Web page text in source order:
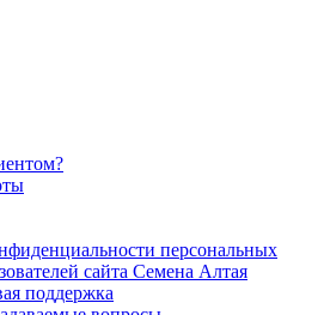
персональных
сайта Семена Алтая
поддержка